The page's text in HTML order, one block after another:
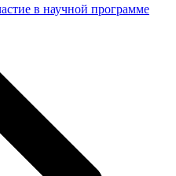
в научной программе